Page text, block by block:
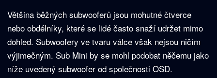
Většina běžných subwooferů jsou mohutné čtverce
nebo obdélníky, které se lidé často snaží udržet mimo
dohled. Subwoofery ve tvaru válce však nejsou ničím
výjimečným. Sub Mini by se mohl podobat něčemu jako
níže uvedený subwoofer od společnosti OSD.